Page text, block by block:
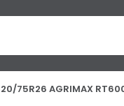
75R26 AGRIMAX